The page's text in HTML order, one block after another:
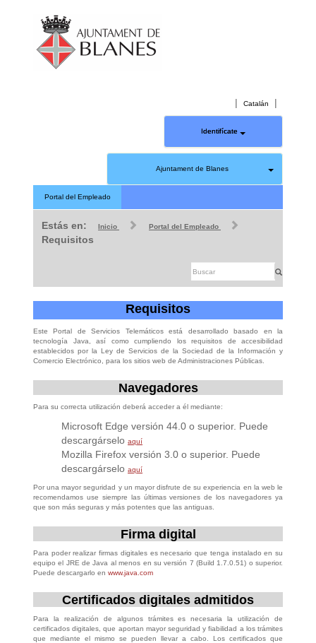
| Catalán |
Identifícate
Ajuntament de Blanes
Portal del Empleado
Estás en: Inicio Portal del Empleado
Requisitos
Requisitos
Este Portal de Servicios Telemáticos está desarrollado basado en la
tecnología Java, así como cumpliendo los requisitos de accesibilidad
establecidos por la Ley de Servicios de la Sociedad de la Información y
Comercio Electrónico, para los sitios web de Administraciones Públicas.
Navegadores
Para su correcta utilización deberá acceder a él mediante:
Microsoft Edge versión 44.0 o superior. Puede
descargárselo aquí
Mozilla Firefox versión 3.0 o superior. Puede
descargárselo aquí
Por una mayor seguridad y un mayor disfrute de su experiencia en la web le
recomendamos use siempre las últimas versiones de los navegadores ya
que son más seguras y más potentes que las antiguas.
Firma digital
Para poder realizar firmas digitales es necesario que tenga instalado en su
equipo el JRE de Java al menos en su versión 7 (Build 1.7.0.51) o superior.
Puede descargarlo en www.java.com
Certificados digitales admitidos
Para la realización de algunos trámites es necesaria la utilización de
certificados digitales, que aportan mayor seguridad y fiabilidad a los trámites
que mediante el mismo se pueden llevar a cabo. Los certificados que